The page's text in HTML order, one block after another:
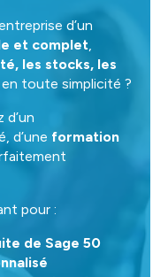
d’un
et complet,
les stocks, les
en toute simplicité ?
d’une formation
pour :
de Sage 50